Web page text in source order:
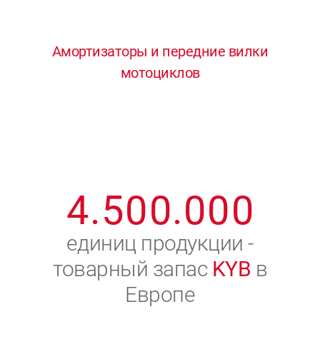
Амортизаторы и передние вилки
мотоциклов
0
4
5
6
.
1
2
5
6
7
6
7
0
6
7
0.
6
7
0
6
0
6
0
единиц продукции -
товарный запас KYB в
Европе